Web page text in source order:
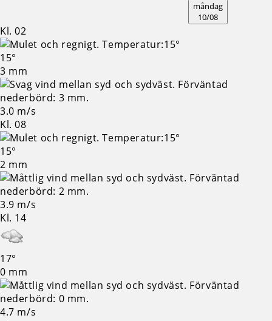
måndag
10/08
Kl. 02
15°
3 mm
3.0 m/s
Kl. 08
15°
2 mm
3.9 m/s
Kl. 14
17°
0 mm
4.7 m/s